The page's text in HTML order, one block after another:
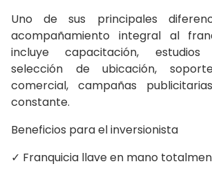
Uno de sus principales
acompañamiento integral al
incluye capacitación,
selección de ubicación,
comercial, campañas
constante.
Beneficios para el inversionista
✓ Franquicia llave en mano